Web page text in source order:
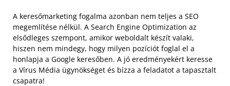
A keresőmarketing fogalma azonban nem teljes a SEO
megemlítése nélkül. A Search Engine Optimization az
elsődleges szempont, amikor weboldalt készít valaki,
hiszen nem mindegy, hogy milyen pozíciót foglal el a
honlapja a Google keresőben. A jó eredményekért keresse
a Vírus Média ügynökséget és bízza a feladatot a tapasztalt
csapatra!